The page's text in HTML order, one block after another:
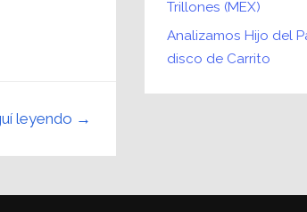
leyendo →
Trillones (MEX)
Analizamos Hijo del
disco de Carrito